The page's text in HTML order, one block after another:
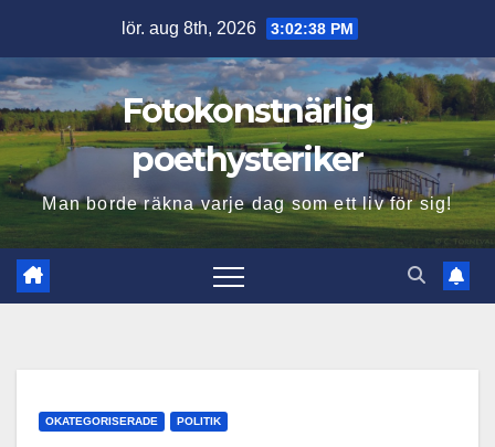
innehåll
lör. aug 8th, 2026 3:02:40 PM
Fotokonstnärlig
poethysteriker
Man borde räkna varje dag som ett liv för sig!
OKATEGORISERADE POLITIK